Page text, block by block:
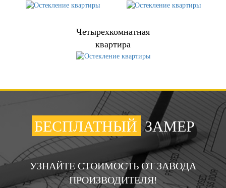
Четырехкомнатная
квартира
БЕСПЛАТНЫЙ ЗАМЕР
УЗНАЙТЕ СТОИМОСТЬ ОТ ЗАВОДА
ПРОИЗВОДИТЕЛЯ!